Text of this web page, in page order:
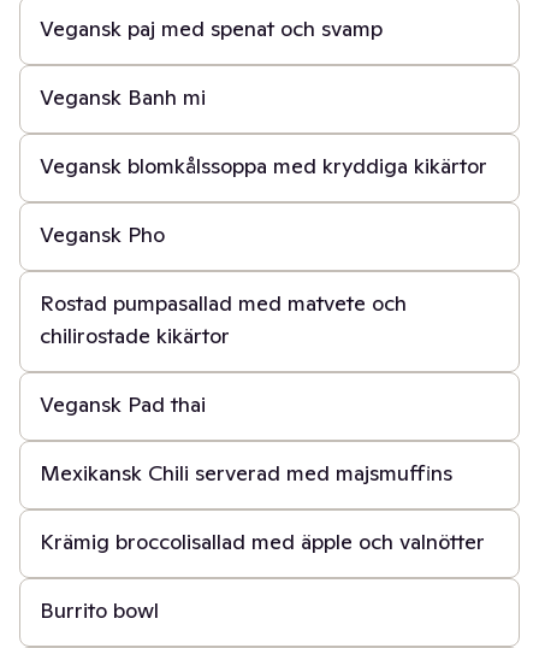
Vegansk paj med spenat och svamp
40 min
Vegansk Banh mi
30 min
Vegansk blomkålssoppa med kryddiga kikärtor
30 min
Vegansk Pho
1 t
Rostad pumpasallad med matvete och
chilirostade kikärtor
15 min
Vegansk Pad thai
1 t 30 min
Mexikansk Chili serverad med majsmuffins
20 min
Krämig broccolisallad med äpple och valnötter
30 min
Burrito bowl
30 min